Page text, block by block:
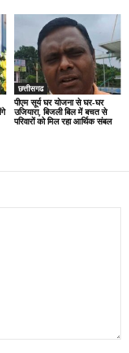
छत्तीसगढ
पीएम सूर्य घर योजना से घर-घर
उजियारा, बिजली बिल में बचत से
परिवारों को मिल रहा आर्थिक संबल